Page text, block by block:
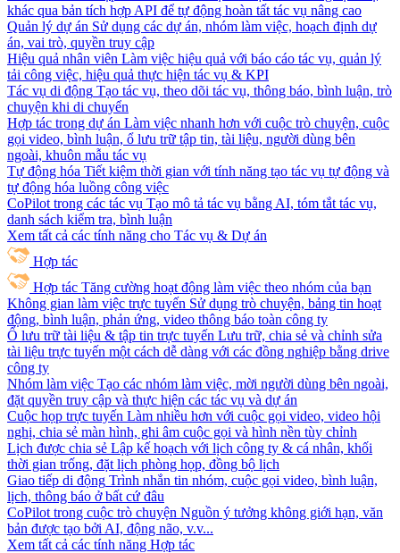
khác qua bản tích hợp API để tự động hoàn tất tác vụ nâng cao
Quản lý dự án Sử dụng các dự án, nhóm làm việc, hoạch định dự
án, vai trò, quyền truy cập
Hiệu quả nhân viên Làm việc hiệu quả với báo cáo tác vụ, quản lý
tải công việc, hiệu quả thực hiện tác vụ & KPI
Tác vụ di động Tạo tác vụ, theo dõi tác vụ, thông báo, bình luận, trò
chuyện khi di chuyển
Hợp tác trong dự án Làm việc nhanh hơn với cuộc trò chuyện, cuộc
gọi video, bình luận, ổ lưu trữ tập tin, tài liệu, người dùng bên
ngoài, khuôn mẫu tác vụ
Tự động hóa Tiết kiệm thời gian với tính năng tạo tác vụ tự động và
tự động hóa luồng công việc
CoPilot trong các tác vụ Tạo mô tả tác vụ bằng AI, tóm tắt tác vụ,
danh sách kiểm tra, bình luận
Xem tất cả các tính năng cho Tác vụ & Dự án
Hợp tác
Hợp tác Tăng cường hoạt động làm việc theo nhóm của bạn
Không gian làm việc trực tuyến Sử dụng trò chuyện, bảng tin hoạt
động, bình luận, phản ứng, video thông báo toàn công ty
Ổ lưu trữ tài liệu & tập tin trực tuyến Lưu trữ, chia sẻ và chỉnh sửa
tài liệu trực tuyến một cách dễ dàng với các đồng nghiệp bằng drive
công ty
Nhóm làm việc Tạo các nhóm làm việc, mời người dùng bên ngoài,
đặt quyền truy cập và thực hiện các tác vụ và dự án
Cuộc họp trực tuyến Làm nhiều hơn với cuộc gọi video, video hội
nghị, chia sẻ màn hình, ghi âm cuộc gọi và hình nền tùy chỉnh
Lịch được chia sẻ Lập kế hoạch với lịch công ty & cá nhân, khối
thời gian trống, đặt lịch phòng họp, đồng bộ lịch
Giao tiếp di động Trình nhắn tin nhóm, cuộc gọi video, bình luận,
lịch, thông báo ở bất cứ đâu
CoPilot trong cuộc trò chuyện Nguồn ý tưởng không giới hạn, văn
bản được tạo bởi AI, động não, v.v...
Xem tất cả các tính năng Hợp tác